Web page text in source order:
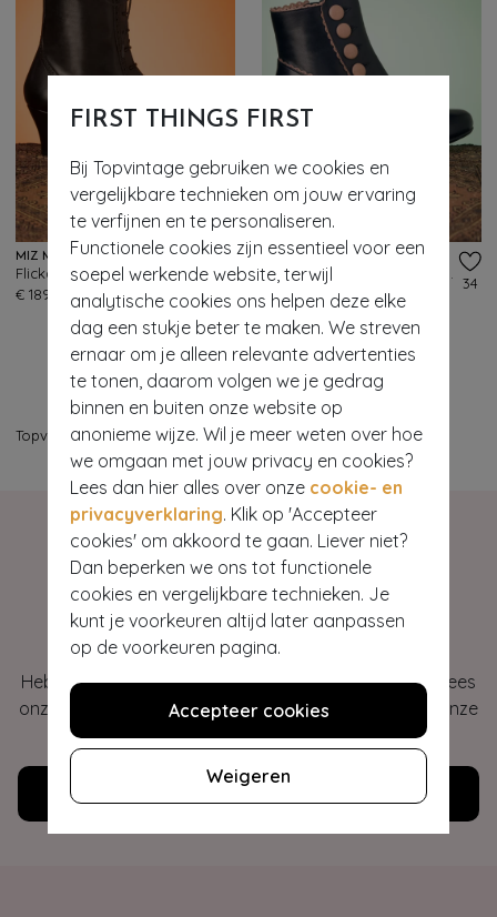
FIRST THINGS FIRST
Bij Topvintage gebruiken we cookies en
vergelijkbare technieken om jouw ervaring
te verfijnen en te personaliseren.
Functionele cookies zijn essentieel voor een
soepel werkende website, terwijl
analytische cookies ons helpen deze elke
dag een stukje beter te maken. We streven
ernaar om je alleen relevante advertenties
te tonen, daarom volgen we je gedrag
binnen en buiten onze website op
anonieme wijze. Wil je meer weten over hoe
we omgaan met jouw privacy en cookies?
Lees dan hier alles over onze cookie- en
privacyverklaring. Klik op 'Accepteer
cookies' om akkoord te gaan. Liever niet?
Dan beperken we ons tot functionele
cookies en vergelijkbare technieken. Je
kunt je voorkeuren altijd later aanpassen
op de voorkeuren pagina.
Accepteer cookies
Weigeren
MIZ MOOZ
Flicka lederen enkellaarsjes in zwart
€ 189,95
844
MIZ MOOZ
€ 199,95
34
Topvintage>Schoenen >Booties & Laarzen
Hey gorgeous
Heb je vragen of heb je hulp nodig bij je bestelling? Lees
onze veelgestelde vragen of neem contact op met onze
klantenservice. Wij helpen je graag!